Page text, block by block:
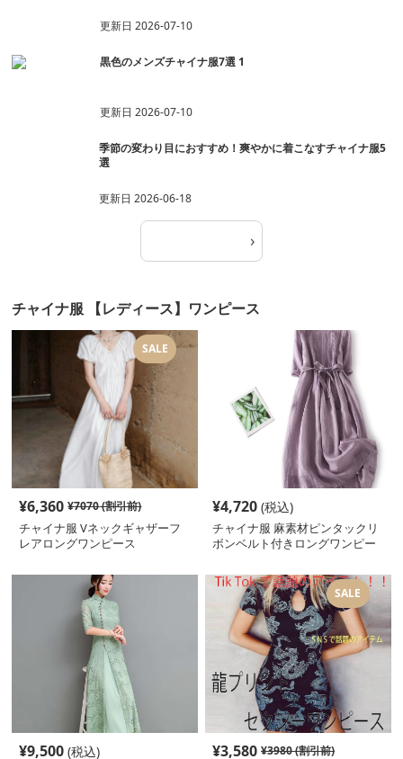
更新日2026-07-10
黒色のメンズチャイナ服7選 1
更新日2026-07-10
季節の変わり目におすすめ！爽やかに着こなすチャイナ服5
選
更新日 2026-06-18
›
チャイナ服 【レディース】ワンピース
SALE
¥6,360 ¥7070(割引前)
チャイナ服 Vネックギャザーフ
レアロングワンピース
¥4,720 (税込)
チャイナ服 麻素材ピンタックリ
ボンベルト付きロングワンピー
¥9,500 (税込)
SALE
¥3,580 ¥3980(割引前)